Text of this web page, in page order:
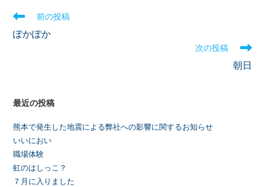
前の投稿
ぽかぽか
次の投稿
朝日
最近の投稿
熊本で発生した地震による弊社への影響に関するお知らせ
いいにおい
職場体験
虹のはしっこ？
７月に入りました